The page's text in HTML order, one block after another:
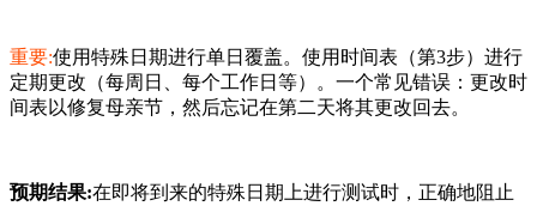
重要:使用特殊日期进行单日覆盖。使用时间表（第3步）进行
定期更改（每周日、每个工作日等）。一个常见错误：更改时
间表以修复母亲节，然后忘记在第二天将其更改回去。
预期结果:在即将到来的特殊日期上进行测试时，正确地阻止